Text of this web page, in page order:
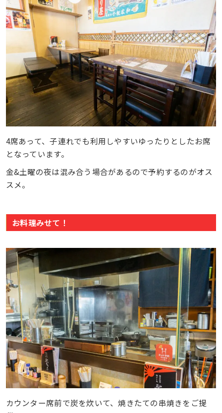
4席あって、子連れでも利用しやすいゆったりとしたお席
となっています。
金&土曜の夜は混み合う場合があるので予約するのがオス
スメ。
お料理みせて！
カウンター席前で炭を炊いて、焼きたての串焼きをご提